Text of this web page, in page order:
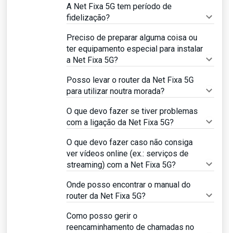
A Net Fixa 5G tem período de
fidelização?
Preciso de preparar alguma coisa ou
ter equipamento especial para instalar
a Net Fixa 5G?
Posso levar o router da Net Fixa 5G
para utilizar noutra morada?
O que devo fazer se tiver problemas
com a ligação da Net Fixa 5G?
O que devo fazer caso não consiga
ver vídeos online (ex.: serviços de
streaming) com a Net Fixa 5G?
Onde posso encontrar o manual do
router da Net Fixa 5G?
Como posso gerir o
reencaminhamento de chamadas no